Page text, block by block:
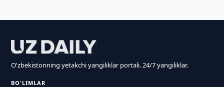
O'zbekistonning yetakchi yangiliklar portali. 24/7 yangiliklar.
BO'LIMLAR